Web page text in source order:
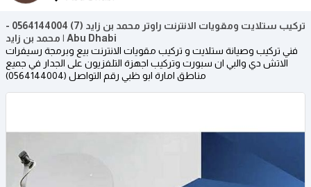
تركيب ستلايت ومقويات الانترنت راوتر محمد بن زايد (7) 0564144004 -
محمد بن زايد | Abu Dhabi
فني تركيب وصيانة ستلايت و تركيب مقويات الانترنت بيع وبرمجة رسيفرات
الاتش دي والبي ان سبورت وتركيب اجهزة التلفزيون على الجدار في جميع
مناطق امارة ابو ظبي رقم التواصل (0564144004)